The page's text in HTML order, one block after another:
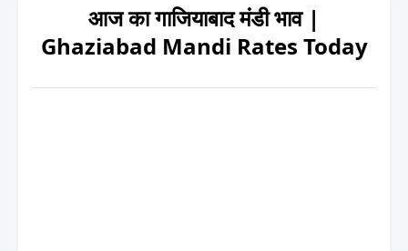
आज का गाजियाबाद मंडी भाव |
Ghaziabad Mandi Rates Today